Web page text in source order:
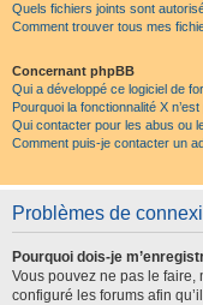
Quels fichiers joints sont
Comment trouver tous mes
Concernant phpBB
Qui a développé ce logiciel de
Pourquoi la fonctionnalité X
Qui contacter pour les abus ou
Comment puis-je contacter un
Problèmes de
Pourquoi dois-je
Vous pouvez ne pas le faire,
configuré les forums afin